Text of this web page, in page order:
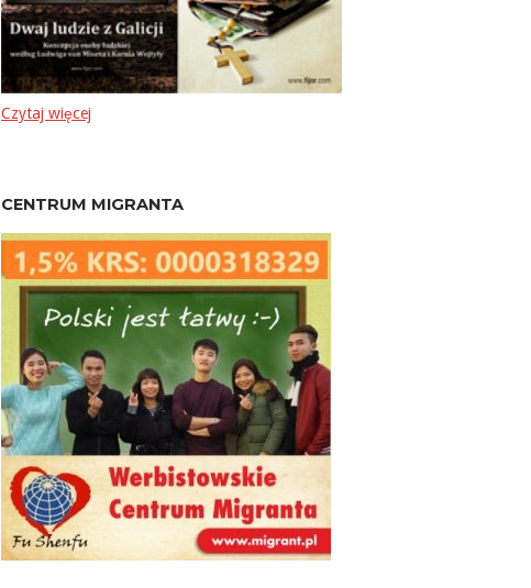
Czytaj więcej
CENTRUM MIGRANTA